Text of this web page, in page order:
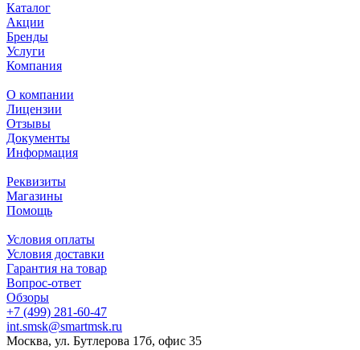
Каталог
Акции
Бренды
Услуги
Компания
О компании
Лицензии
Отзывы
Документы
Информация
Реквизиты
Магазины
Помощь
Условия оплаты
Условия доставки
Гарантия на товар
Вопрос-ответ
Обзоры
+7 (499) 281-60-47
int.smsk@smartmsk.ru
Москва, ул. Бутлерова 17б, офис 35